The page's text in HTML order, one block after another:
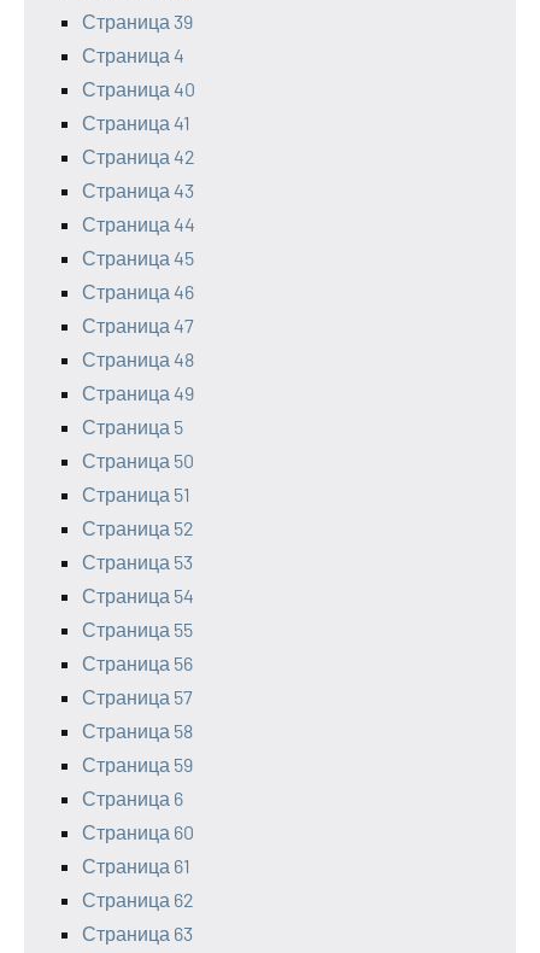
Страница 39
Страница 4
Страница 40
Страница 41
Страница 42
Страница 43
Страница 44
Страница 45
Страница 46
Страница 47
Страница 48
Страница 49
Страница 5
Страница 50
Страница 51
Страница 52
Страница 53
Страница 54
Страница 55
Страница 56
Страница 57
Страница 58
Страница 59
Страница 6
Страница 60
Страница 61
Страница 62
Страница 63